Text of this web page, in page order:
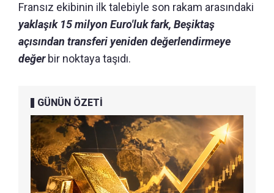
Fransız ekibinin ilk talebiyle son rakam arasındaki
yaklaşık 15 milyon Euro'luk fark, Beşiktaş
açısından transferi yeniden değerlendirmeye
değer bir noktaya taşıdı.
GÜNÜN ÖZETİ